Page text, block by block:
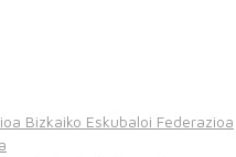
Bizkaiko Eskubaloi Federazioa